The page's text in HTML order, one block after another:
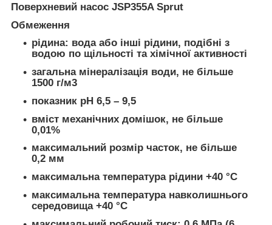
Поверхневий насос JSP355A Sprut
Обмеження
рідина: вода або інші рідини, подібні з
водою по щільності та хімічної активності
загальна мінералізація води, не більше
1500 г/м3
показник pH 6,5 – 9,5
вміст механічних домішок, не більше
0,01%
максимальний розмір часток, не більше
0,2 мм
максимальна температура рідини +40 °С
максимальна температура навколишнього
середовища +40 °С